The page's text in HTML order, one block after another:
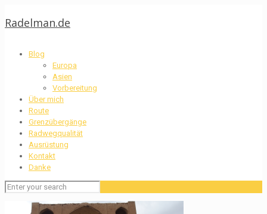
Radelman.de
Blog
Europa
Asien
Vorbereitung
Über mich
Route
Grenzübergänge
Radwegqualität
Ausrüstung
Kontakt
Danke